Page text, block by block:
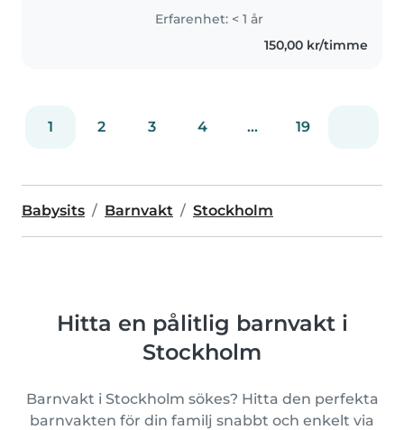
social, ambitiös, snäll, stress tålig,
organiserad. Älskar att baka och
laga mat.Har gått ut gymnasiet..
Erfarenhet: < 1 år
150,00 kr/timme
1 2 3 4 ... 19
Babysits Barnvakt Stockholm
Hitta en pålitlig barnvakt i
Stockholm
Barnvakt i Stockholm sökes? Hitta den perfekta
barnvakten för din familj snabbt och enkelt via